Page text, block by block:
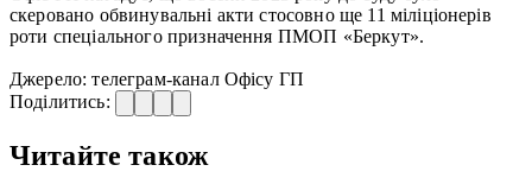
скеровано обвинувальні акти стосовно ще 11 міліціонерів
роти спеціального призначення ПМОП «Беркут».
Джерело: телеграм-канал Офісу ГП
Поділитись:
Читайте також